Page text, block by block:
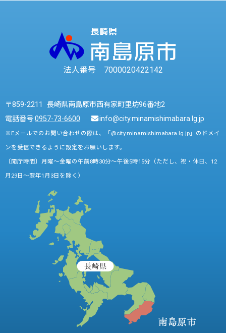
法人番号 7000020422142
〒859-2211 長崎県南島原市西有家町里坊96番地2
電話番号:0957-73-6600 info@city.minamishimabara.lg.jp
※Eメールでのお問い合わせの際は、「@city.minamishimabara.lg.jp」のドメイ
ンを受信できるように設定をお願いします。
〔開庁時間〕月曜～金曜の午前8時30分～午後5時15分（ただし、祝・休日、12
月29日～翌年1月3日を除く）